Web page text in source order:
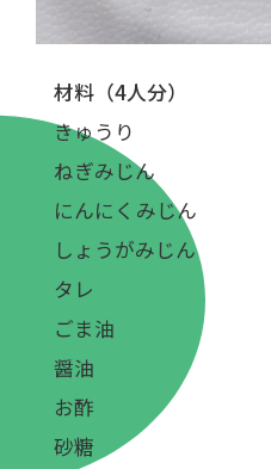
材料（4人分）
きゅうり
ねぎみじん
にんにくみじん
しょうがみじん
タレ
ごま油
醤油
お酢
砂糖